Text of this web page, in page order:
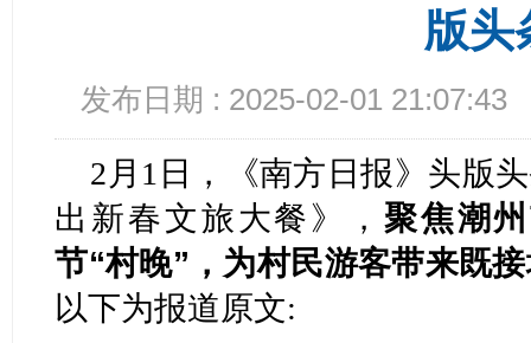
版头
发布日期 : 2025-02-01 21:07:43
2月1日，《南方日报》头版
出新春文旅大餐》， 聚焦潮
节“村晚”，为村民游客带来既
以下为报道原文: